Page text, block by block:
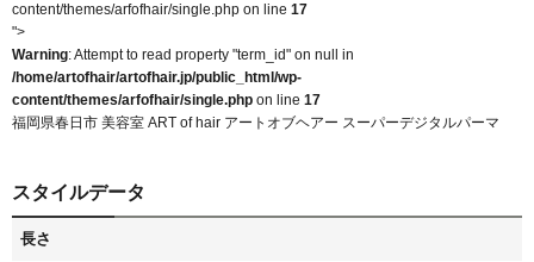
content/themes/arfofhair/single.php on line 17
">
Warning: Attempt to read property "term_id" on null in
/home/artofhair/artofhair.jp/public_html/wp-
content/themes/arfofhair/single.php on line 17
福岡県春日市 美容室 ART of hair アートオブヘアー スーパーデジタルパーマ
スタイルデータ
長さ